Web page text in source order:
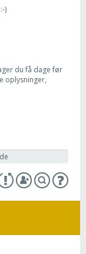
)
du få dage før
oplysninger,